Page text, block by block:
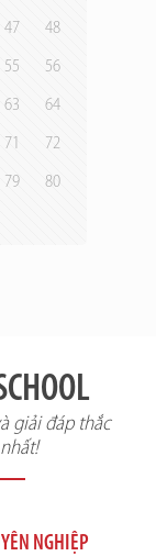
47 48
55 56
63 64
71 72
79 80
giải đáp thắc
NGHIỆP